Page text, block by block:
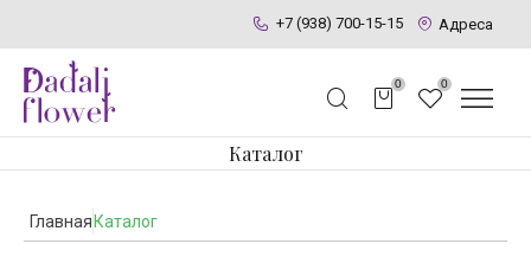
+7 (938) 700-15-15 Адреса
0 0
Каталог
Главная Каталог